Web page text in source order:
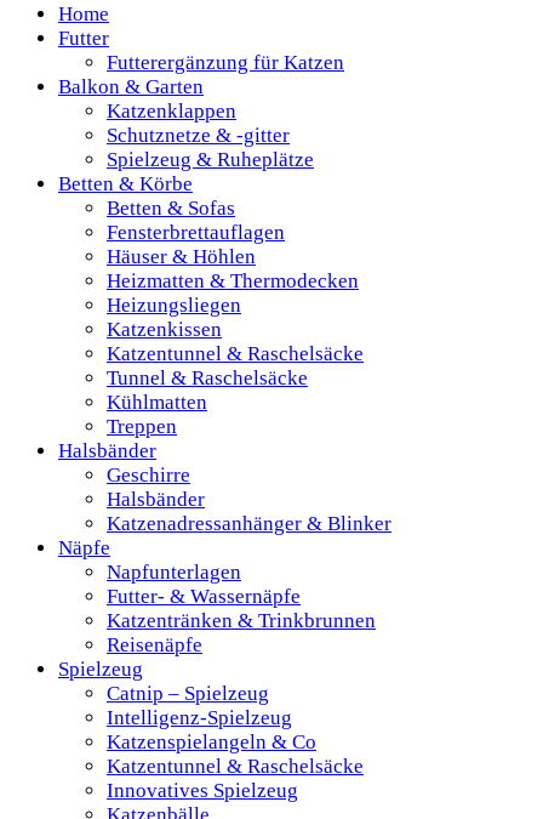
Home
Futter
Futterergänzung für Katzen
Balkon & Garten
Katzenklappen
Schutznetze & -gitter
Spielzeug & Ruheplätze
Betten & Körbe
Betten & Sofas
Fensterbrettauflagen
Häuser & Höhlen
Heizmatten & Thermodecken
Heizungsliegen
Katzenkissen
Katzentunnel & Raschelsäcke
Tunnel & Raschelsäcke
Kühlmatten
Treppen
Halsbänder
Geschirre
Halsbänder
Katzenadressanhänger & Blinker
Näpfe
Napfunterlagen
Futter- & Wassernäpfe
Katzentränken & Trinkbrunnen
Reisenäpfe
Spielzeug
Catnip – Spielzeug
Intelligenz-Spielzeug
Katzenspielangeln & Co
Katzentunnel & Raschelsäcke
Innovatives Spielzeug
Katzenbälle